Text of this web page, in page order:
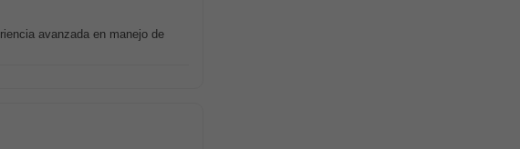
avanzada en manejo de